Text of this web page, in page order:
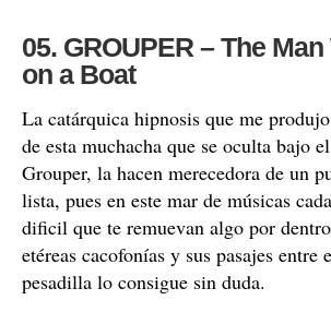
05. GROUPER – The
on a Boat
La catárquica hipnosis que me
de esta muchacha que se oculta bajo
Grouper, la hacen merecedora de un
lista, pues en este mar de músicas
dificil que te remuevan algo por
etéreas cacofonías y sus pasajes entre
pesadilla lo consigue sin duda.